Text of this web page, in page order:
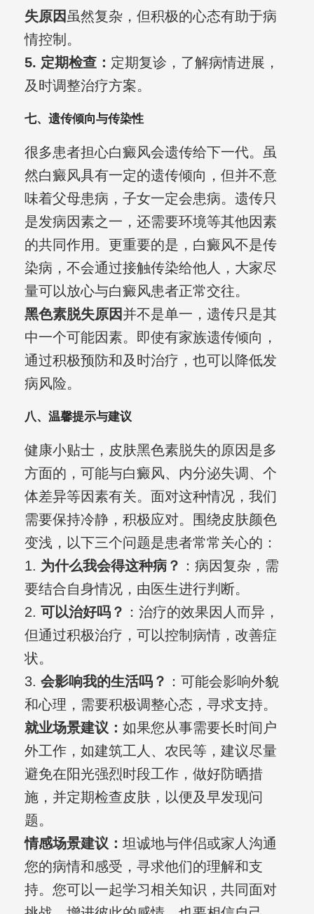
失原因 虽然复杂，但积极的心态有助于病
情控制。
5. 定期检查： 定期复诊，了解病情进展，
及时调整治疗方案。
七、遗传倾向与传染性
很多患者担心白癜风会遗传给下一代。虽
然白癜风具有一定的遗传倾向，但并不意
味着父母患病，子女一定会患病。遗传只
是发病因素之一，还需要环境等其他因素
的共同作用。更重要的是，白癜风不是传
染病，不会通过接触传染给他人，大家尽
量可以放心与白癜风患者正常交往。
黑色素脱失原因并不是单一，遗传只是其
中一个可能因素。即使有家族遗传倾向，
通过积极预防和及时治疗，也可以降低发
病风险。
八、温馨提示与建议
健康小贴士，皮肤黑色素脱失的原因是多
方面的，可能与白癜风、内分泌失调、个
体差异等因素有关。面对这种情况，我们
需要保持冷静，积极应对。围绕皮肤颜色
变浅，以下三个问题是患者常常关心的：
1. 为什么我会得这种病？ ：病因复杂，需
要结合自身情况，由医生进行判断。
2. 可以治好吗？ ：治疗的效果因人而异，
但通过积极治疗，可以控制病情，改善症
状。
3. 会影响我的生活吗？ ：可能会影响外貌
和心理，需要积极调整心态，寻求支持。
就业场景建议： 如果您从事需要长时间户
外工作，如建筑工人、农民等，建议尽量
避免在阳光强烈时段工作，做好防晒措
施，并定期检查皮肤，以便及早发现问
题。
情感场景建议： 坦诚地与伴侣或家人沟通
您的病情和感受，寻求他们的理解和支
持。您可以一起学习相关知识，共同面对